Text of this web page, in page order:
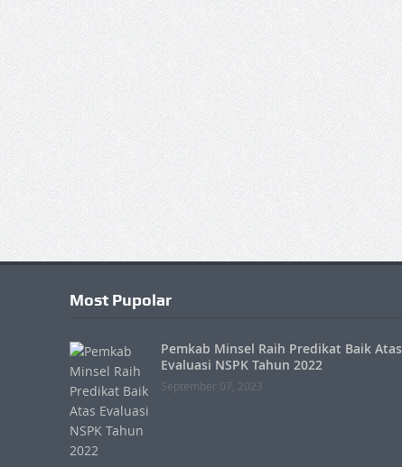
Most Pupolar
Pemkab Minsel Raih Predikat Baik Atas
Evaluasi NSPK Tahun 2022
September 07, 2023